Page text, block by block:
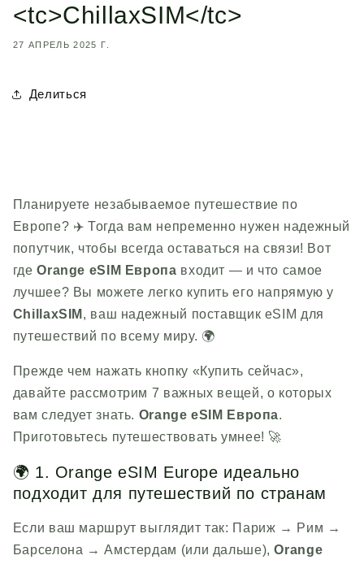
<tc>ChillaxSIM</tc>
27 АПРЕЛЬ 2025 Г.
Делиться
Планируете незабываемое путешествие по
Европе? ✈️ Тогда вам непременно нужен надежный
попутчик, чтобы всегда оставаться на связи! Вот
гдеOrange eSIM Европа входит — и что самое
лучшее? Вы можете легко купить его напрямую у
ChillaxSIM , ваш надежный поставщик eSIM для
путешествий по всему миру. 🌍
Прежде чем нажать кнопку «Купить сейчас»,
давайте рассмотрим 7 важных вещей, о которых
вам следует знать. Orange eSIM Европа.
Приготовьтесь путешествовать умнее! 🚀
🌍 1. Orange eSIM Europe идеально
подходит для путешествий по странам
Если ваш маршрут выглядит так: Париж → Рим →
Барселона → Амстердам (или дальше),Orange